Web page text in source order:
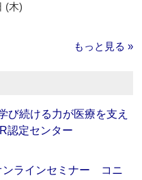
(木)
もっと見る »
び続ける力が医療を支え
認定センター
ンラインセミナー コニ